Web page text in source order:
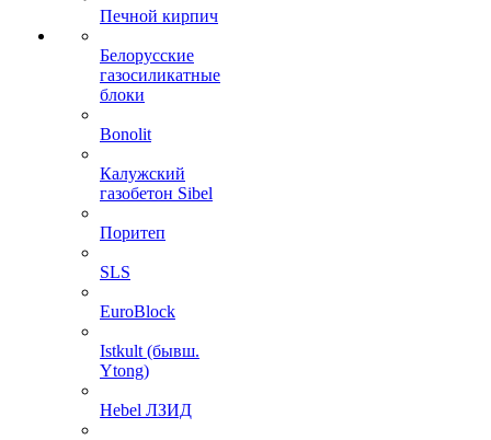
Печной кирпич
Белорусские
газосиликатные
блоки
Bonolit
Калужский
газобетон Sibel
Поритеп
SLS
EuroBlock
Istkult (бывш.
Ytong)
Hebel ЛЗИД